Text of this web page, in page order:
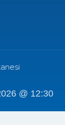
@ 12:30